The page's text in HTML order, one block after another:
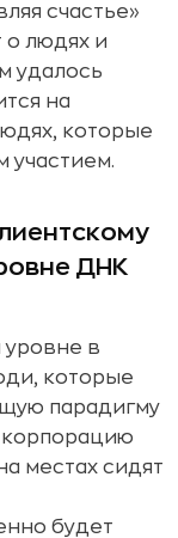
счастье»
о людях и
удалось
на
которые
участием.
ДНК
уровне в
которые
парадигму
корпорацию
местах сидят
будет